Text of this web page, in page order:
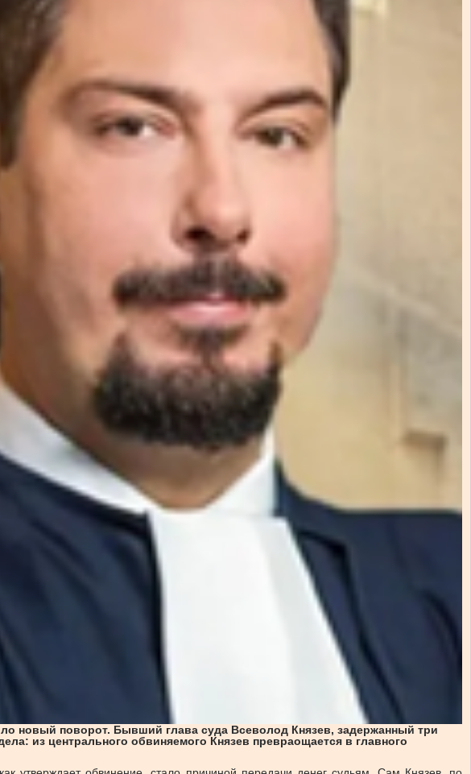
новый поворот. Бывший глава суда Всеволод Князев, задержанный три
из центрального обвиняемого Князев превраoщается в главного